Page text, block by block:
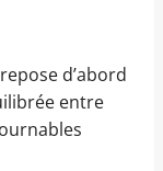
d’abord
entre